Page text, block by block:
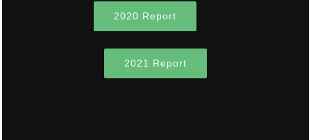
2020 Report
2021 Report